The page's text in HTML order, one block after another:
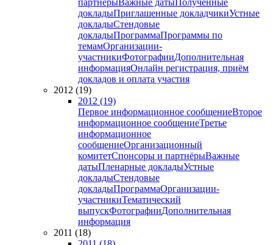
партнёрыВажные датыПолученные
докладыПриглашенные докладчикиУстные
докладыСтендовые
докладыПрограммаПрограммы по
темамОрганизации-
участникиФотографииДополнительная
информацияОнлайн регистрация, приём
докладов и оплата участия
2012 (19)
2012 (19)
Первое информационное сообщениеВторое
информационное сообщениеТретье
информационное
сообщениеОрганизационный
комитетСпонсоры и партнёрыВажные
датыПленарные докладыУстные
докладыСтендовые
докладыПрограммаОрганизации-
участникиТематический
выпускФотографииДополнительная
информация
2011 (18)